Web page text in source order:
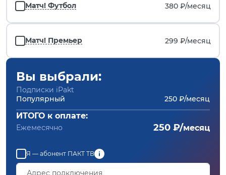
Матч! Футбол 380 ₽/месяц
Матч! Премьер 299 ₽/месяц
Вы выбрали:
Подписки iPakt
Популярный
250 ₽/месяц
ИТОГО к оплате:
Ежемесячно 250 ₽/месяц
Я — абонент ПАКТ ТВ